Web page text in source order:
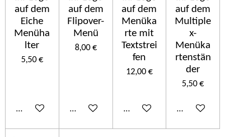
auf dem
Eiche
Menüha
lter
5,50 €
In den Warenkorb
auf dem
Flipover-
Menü
8,00 €
In den Warenkorb
auf dem
Menüka
rte mit
Textstrei
fen
12,00 €
In den Warenkorb
auf dem
Multiple
x-
Menüka
rtenstän
der
5,50 €
In den